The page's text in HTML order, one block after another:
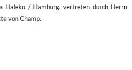
Haleko / Hamburg, vertreten durch Herrn
von Champ.